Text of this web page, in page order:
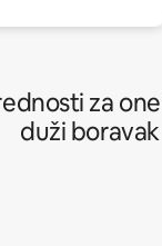
za
duži boravak